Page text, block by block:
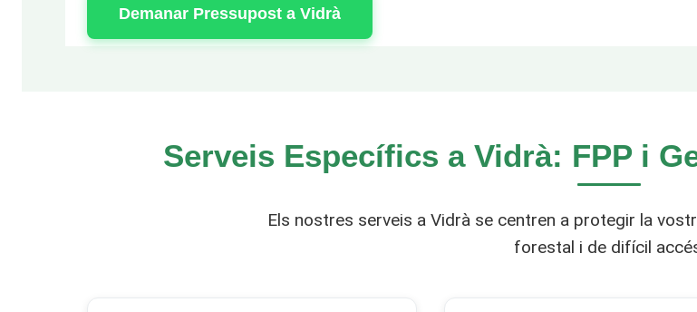
Demanar Pressupost a Vidrà
Serveis Específics a Vidrà: FPP i
Els nostres serveis a Vidrà se centren a protegir la
forestal i de difícil